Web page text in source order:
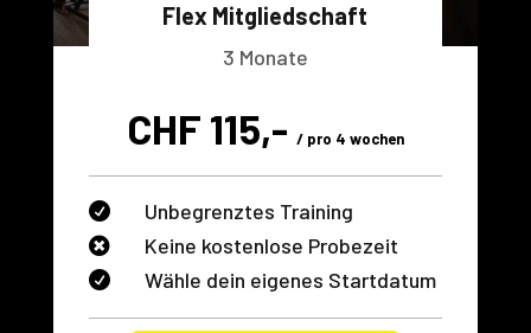
Flex Mitgliedschaft
3 Monate
CHF 115,- / pro 4 wochen
 Unbegrenztes Training
 Keine kostenlose Probezeit
 Wähle dein eigenes Startdatum